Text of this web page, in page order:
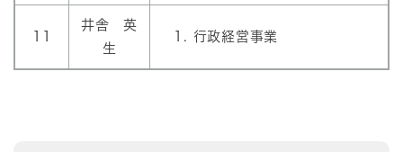
井舎 英
生
行政経営事業